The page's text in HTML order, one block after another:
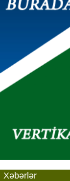
Xəbərlər